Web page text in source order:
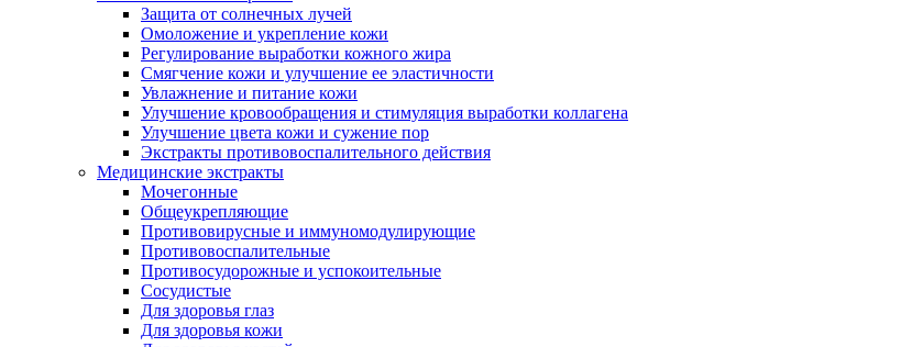
Защита от солнечных лучей
Омоложение и укрепление кожи
Регулирование выработки кожного жира
Смягчение кожи и улучшение ее эластичности
Увлажнение и питание кожи
Улучшение кровообращения и стимуляция выработки коллагена
Улучшение цвета кожи и сужение пор
Экстракты противовоспалительного действия
Медицинские экстракты
Мочегонные
Общеукрепляющие
Противовирусные и иммуномодулирующие
Противовоспалительные
Противосудорожные и успокоительные
Сосудистые
Для здоровья глаз
Для здоровья кожи